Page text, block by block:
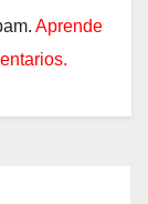
Aprende